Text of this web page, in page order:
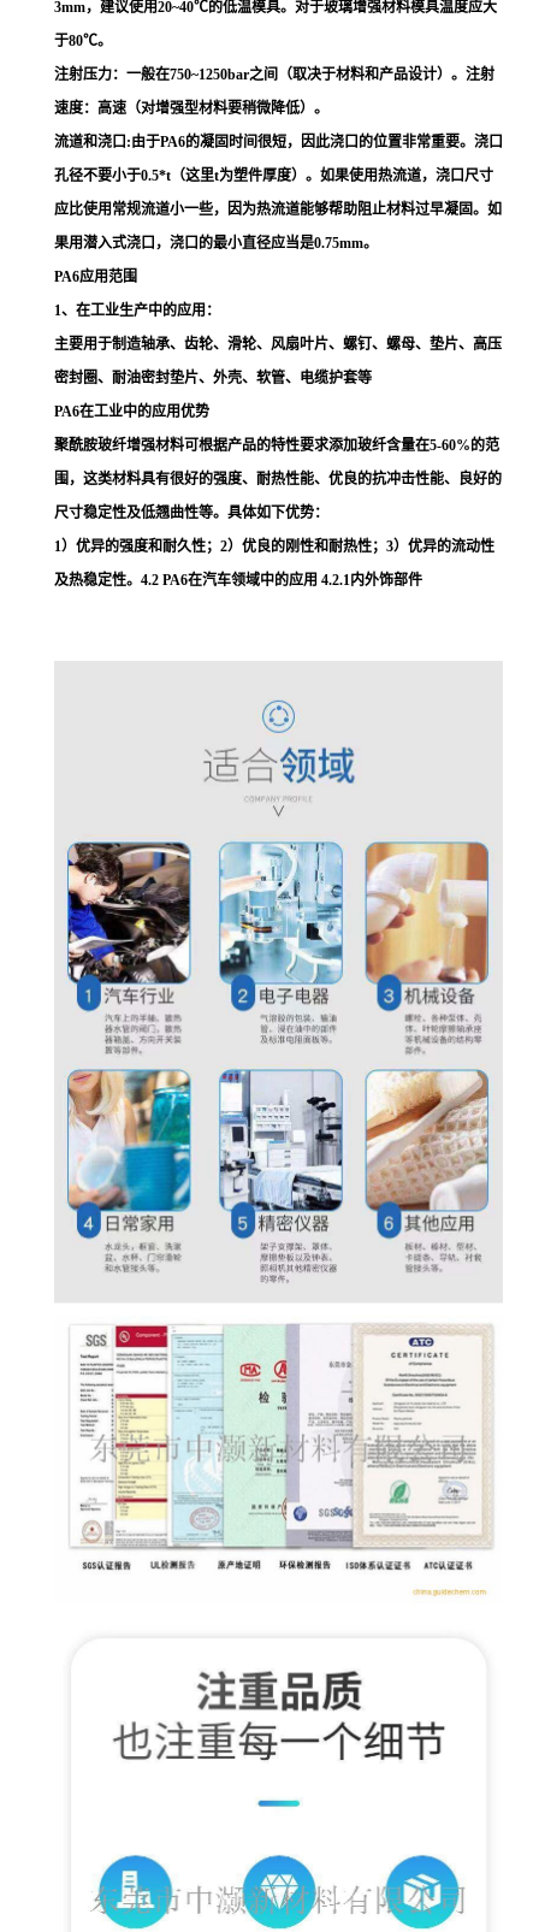
3mm，建议使用20~40℃的低温模具。对于玻璃增强材料模具温度应大
于80℃。
注射压力：一般在750~1250bar之间（取决于材料和产品设计）。注射
速度：高速（对增强型材料要稍微降低）。
流道和浇口:由于PA6的凝固时间很短，因此浇口的位置非常重要。浇口
孔径不要小于0.5*t（这里t为塑件厚度）。如果使用热流道，浇口尺寸
应比使用常规流道小一些，因为热流道能够帮助阻止材料过早凝固。如
果用潜入式浇口，浇口的最小直径应当是0.75mm。
PA6应用范围
1、在工业生产中的应用：
主要用于制造轴承、齿轮、滑轮、风扇叶片、螺钉、螺母、垫片、高压
密封圈、耐油密封垫片、外壳、软管、电缆护套等
PA6在工业中的应用优势
聚酰胺玻纤增强材料可根据产品的特性要求添加玻纤含量在5-60%的范
围，这类材料具有很好的强度、耐热性能、优良的抗冲击性能、良好的
尺寸稳定性及低翘曲性等。具体如下优势：
1）优异的强度和耐久性；2）优良的刚性和耐热性；3）优异的流动性
及热稳定性。4.2 PA6在汽车领域中的应用 4.2.1内外饰部件